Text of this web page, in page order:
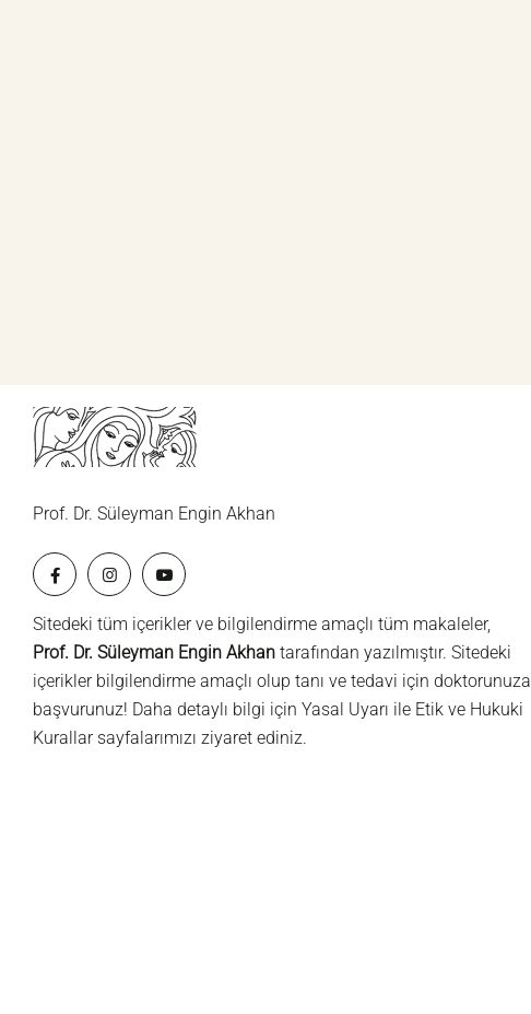
Prof. Dr. Süleyman Engin Akhan
Sitedeki tüm içerikler ve bilgilendirme amaçlı tüm makaleler,
Prof. Dr. Süleyman Engin Akhan tarafından yazılmıştır. Sitedeki
içerikler bilgilendirme amaçlı olup tanı ve tedavi için doktorunuza
başvurunuz! Daha detaylı bilgi için Yasal Uyarı ile Etik ve Hukuki
Kurallarsayfalarımızı ziyaret ediniz.